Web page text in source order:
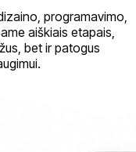
programavimo,
aiškiais etapais,
bet ir patogus